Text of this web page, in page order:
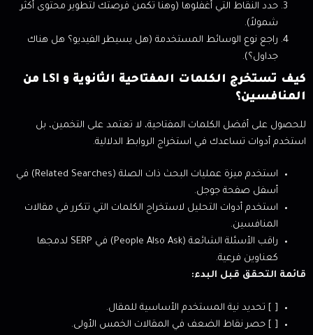
حدد النقاط التي أغفلوها (وهنا تكمن فرصتك لتطوير محتوى أكثر
شمولاً).
راجع نوع الوسائط المستخدمة (هل يسيطر الفيديو؟ هل هناك
جداول؟).
كيف تستخرج الكلمات المفتاحية الثانوية و LSI من
المنافسين؟
للحصول على أفضل الكلمات المفتاحية، لا تعتمد على التخمين، بل
استخدم أدوات تساعدك في استخراج الروابط الدلالية.
استخدم ميزة عمليات البحث ذات الصلة (Related Searches) في
أسفل صفحة جوجل.
استخدم أدوات التحليل لاستخراج الكلمات التي تتكرر في مقالات
المنافسين.
راقب الأسئلة الشائعة (People Also Ask) في SERP لدمجها
كعناوين فرعية.
قائمة التحقق قبل البدء:
[ ] تحديد نية المستخدم الأساسية للمقال.
[ ] حصر نقاط الضعف في المقالات الخمس الأولى.